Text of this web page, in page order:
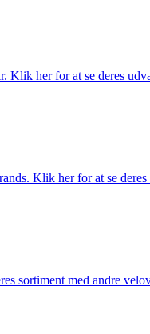
Klik her for at se deres
Klik her for at se deres
sortiment med andre